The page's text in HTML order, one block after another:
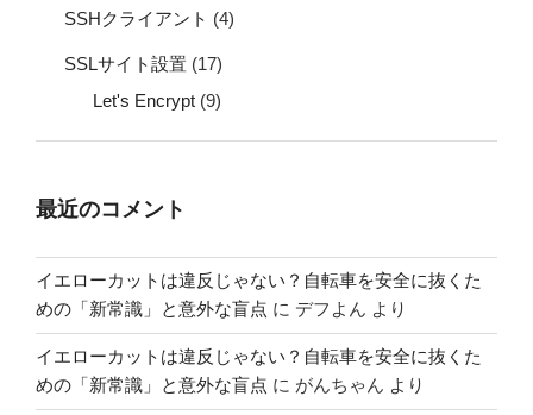
SSHクライアント (4)
SSLサイト設置 (17)
Let's Encrypt (9)
最近のコメント
イエローカットは違反じゃない？自転車を安全に抜くた
めの「新常識」と意外な盲点 に デフよん より
イエローカットは違反じゃない？自転車を安全に抜くた
めの「新常識」と意外な盲点 に がんちゃん より